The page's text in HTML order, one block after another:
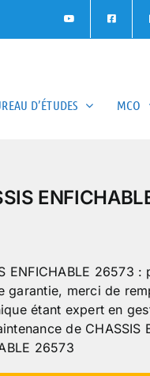
D’ÉTUDES MCO
ENFICHABLE
garantie, merci de
étant expert en
de CHASSIS
26573